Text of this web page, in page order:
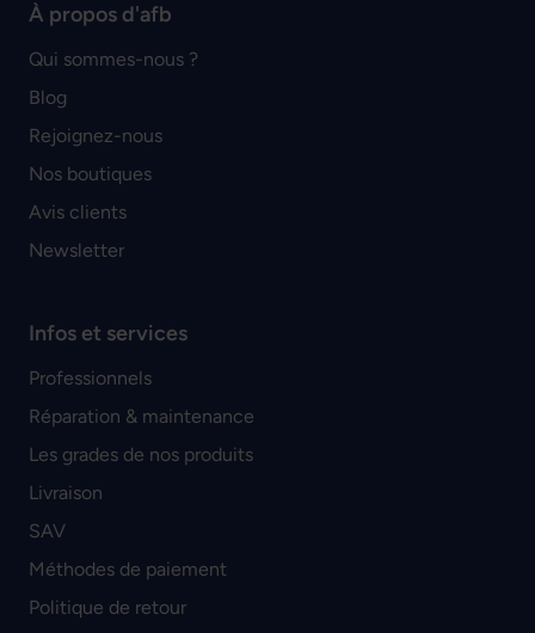
À propos d'afb
Qui sommes-nous ?
Blog
Rejoignez-nous
Nos boutiques
Avis clients
Newsletter
Infos et services
Professionnels
Réparation & maintenance
Les grades de nos produits
Livraison
SAV
Méthodes de paiement
Politique de retour